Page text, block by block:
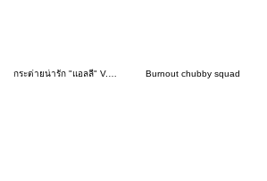
Burnout chubby squad